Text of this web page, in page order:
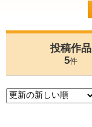
投稿作品
5件